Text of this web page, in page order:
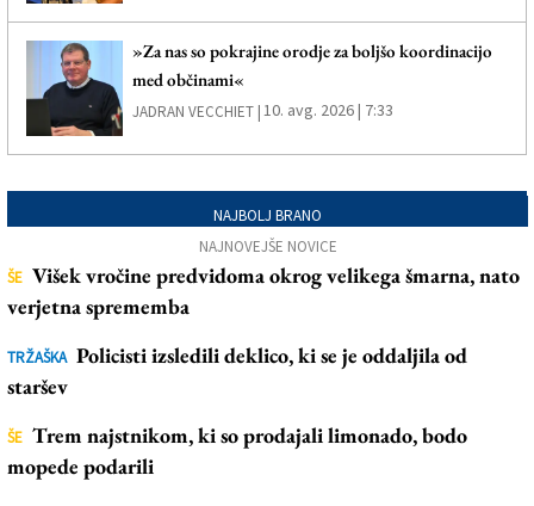
»Za nas so pokrajine orodje za boljšo koordinacijo
med občinami«
JADRAN VECCHIET |10. avg. 2026 | 7:33
NAJBOLJ BRANO
NAJNOVEJŠE NOVICE
ŠE Višek vročine predvidoma okrog velikega šmarna, nato
verjetna sprememba
TRŽAŠKA Policisti izsledili deklico, ki se je oddaljila od
staršev
ŠE Trem najstnikom, ki so prodajali limonado, bodo
mopede podarili